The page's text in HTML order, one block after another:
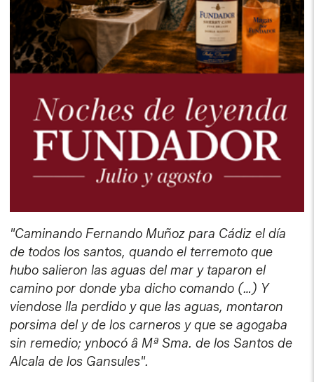
"Caminando Fernando Muñoz para Cádiz el día
de todos los santos, quando el terremoto que
hubo salieron las aguas del mar y taparon el
camino por donde yba dicho comando (…) Y
viendose lla perdido y que las aguas, montaron
porsima del y de los carneros y que se agogaba
sin remedio; ynbocó â Mª Sma. de los Santos de
Alcala de los Gansules".